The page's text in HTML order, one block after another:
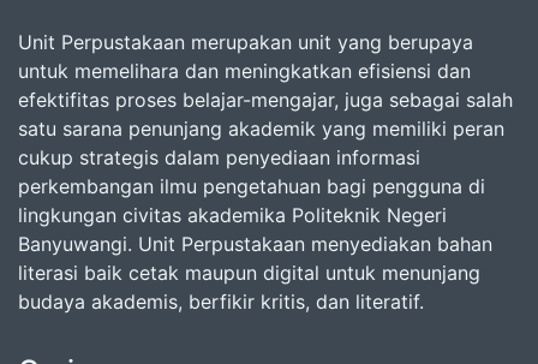
Unit Perpustakaan merupakan unit yang berupaya
untuk memelihara dan meningkatkan efisiensi dan
efektifitas proses belajar-mengajar, juga sebagai salah
satu sarana penunjang akademik yang memiliki peran
cukup strategis dalam penyediaan informasi
perkembangan ilmu pengetahuan bagi pengguna di
lingkungan civitas akademika Politeknik Negeri
Banyuwangi. Unit Perpustakaan menyediakan bahan
literasi baik cetak maupun digital untuk menunjang
budaya akademis, berfikir kritis, dan literatif.